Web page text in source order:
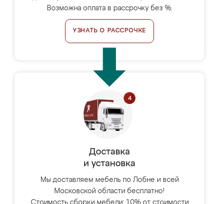
Возможна оплата в рассрочку без %.
УЗНАТЬ О РАССРОЧКЕ
Доставка
и установка
Мы доставляем мебель по Лобне и всей
Московской области бесплатно!
Стоимость сборки мебели: 10% от стоимости